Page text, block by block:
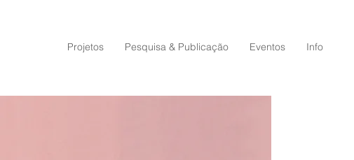
Projetos Pesquisa & Publicação Eventos Info